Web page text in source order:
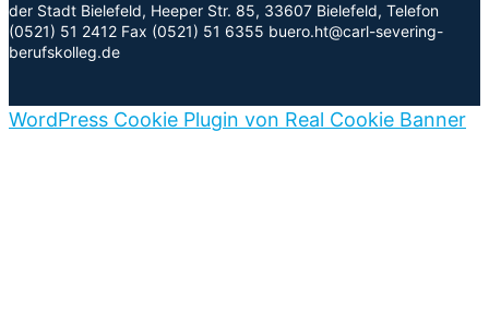
der Stadt Bielefeld, Heeper Str. 85, 33607 Bielefeld, Telefon
(0521) 51 2412 Fax (0521) 51 6355 buero.ht@carl-severing-
berufskolleg.de
WordPress Cookie Plugin von Real Cookie Banner